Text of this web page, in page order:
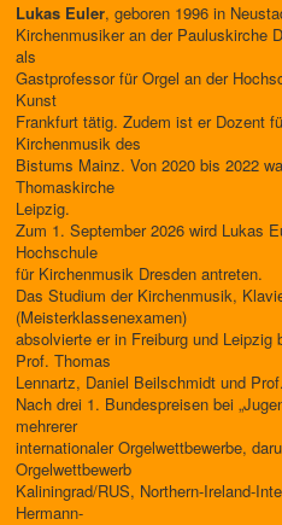
Lukas Euler, geboren 1996 in
Kirchenmusiker an der Pauluskirche
als
Gastprofessor für Orgel an der
Kunst
Frankfurt tätig. Zudem ist er Dozent
Kirchenmusik des
Bistums Mainz. Von 2020 bis 2022
Thomaskirche
Leipzig.
Zum 1. September 2026 wird Lukas
Hochschule
für Kirchenmusik Dresden antreten.
Das Studium der Kirchenmusik,
(Meisterklassenexamen)
absolvierte er in Freiburg und Leipzig
Prof. Thomas
Lennartz, Daniel Beilschmidt und
Nach drei 1. Bundespreisen bei
mehrerer
internationaler Orgelwettbewerbe,
Orgelwettbewerb
Kaliningrad/RUS, Northern-Ireland-
Hermann-